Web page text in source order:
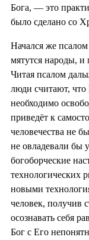
Бога, — это
было сделано со
Начался же
мятутся народы,
Читая псалом
люди считают, что
необходимо
приведёт к
человечества не
не овладевали бы
богоборческие
технологических
новыми
человек, получив
осознавать себя
Бог с Его